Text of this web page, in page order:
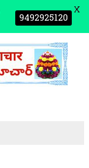
9492925120 X